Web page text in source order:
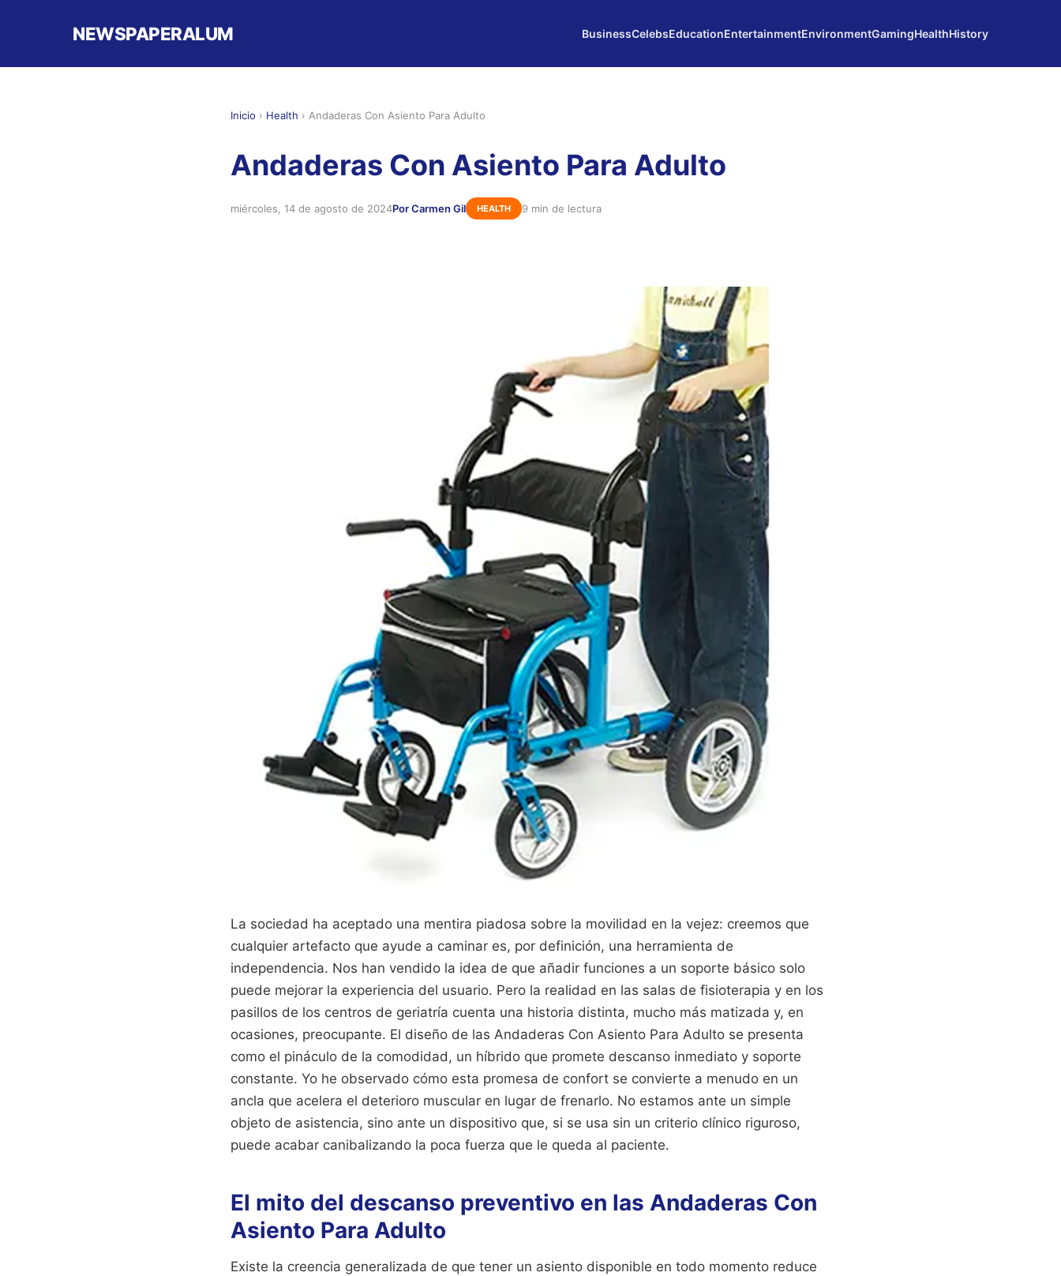
NEWSPAPERALUM BusinessCelebsEducationEntertainmentEnvironmentGamingHealthHistory
Inicio › Health › Andaderas Con Asiento Para Adulto
Andaderas Con Asiento Para Adulto
miércoles, 14 de agosto de 2024Por Carmen Gil HEALTH 9 min de lectura
La sociedad ha aceptado una mentira piadosa sobre la movilidad en la vejez: creemos que
cualquier artefacto que ayude a caminar es, por definición, una herramienta de
independencia. Nos han vendido la idea de que añadir funciones a un soporte básico solo
puede mejorar la experiencia del usuario. Pero la realidad en las salas de fisioterapia y en los
pasillos de los centros de geriatría cuenta una historia distinta, mucho más matizada y, en
ocasiones, preocupante. El diseño de las Andaderas Con Asiento Para Adulto se presenta
como el pináculo de la comodidad, un híbrido que promete descanso inmediato y soporte
constante. Yo he observado cómo esta promesa de confort se convierte a menudo en un
ancla que acelera el deterioro muscular en lugar de frenarlo. No estamos ante un simple
objeto de asistencia, sino ante un dispositivo que, si se usa sin un criterio clínico riguroso,
puede acabar canibalizando la poca fuerza que le queda al paciente.
El mito del descanso preventivo en las Andaderas Con
Asiento Para Adulto
Existe la creencia generalizada de que tener un asiento disponible en todo momento reduce